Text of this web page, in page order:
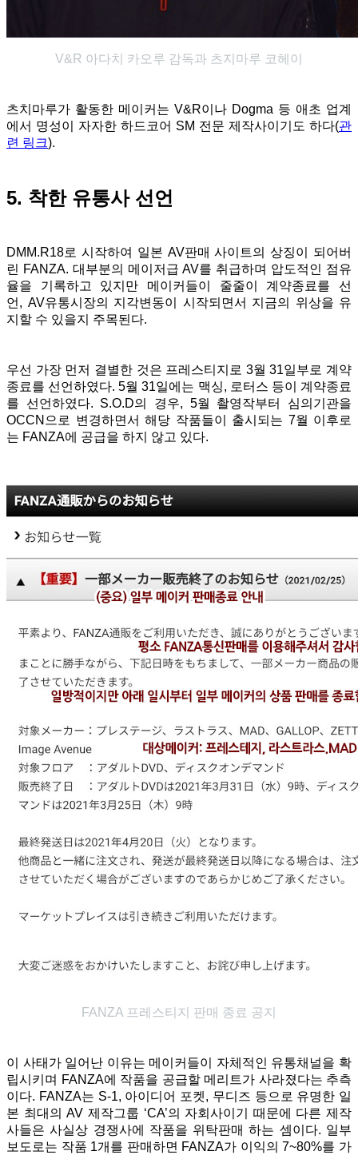
V&R 아다치 카오루 감독과 츠지마루 코헤이
츠치마루가 활동한 메이커는 V&R이나 Dogma 등 애초 업계
에서 명성이 자자한 하드코어 SM 전문 제작사이기도 하다(관
련 링크).
5. 착한 유통사 선언
DMM.R18로 시작하여 일본 AV판매 사이트의 상징이 되어버
린 FANZA. 대부분의 메이저급 AV를 취급하며 압도적인 점유
율을 기록하고 있지만 메이커들이 줄줄이 계약종료를 선
언, AV유통시장의 지각변동이 시작되면서 지금의 위상을 유
지할 수 있을지 주목된다.
우선 가장 먼저 결별한 것은 프레스티지로 3월 31일부로 계약
종료를 선언하였다. 5월 31일에는 맥싱, 로터스 등이 계약종료
를 선언하였다. S.O.D의 경우, 5월 촬영작부터 심의기관을
OCCN으로 변경하면서 해당 작품들이 출시되는 7월 이후로
는 FANZA에 공급을 하지 않고 있다.
FANZA 프레스티지 판매 종료 공지
이 사태가 일어난 이유는 메이커들이 자체적인 유통채널을 확
립시키며 FANZA에 작품을 공급할 메리트가 사라졌다는 추측
이다. FANZA는 S-1, 아이디어 포켓, 무디즈 등으로 유명한 일
본 최대의 AV 제작그룹 ‘CA’의 자회사이기 때문에 다른 제작
사들은 사실상 경쟁사에 작품을 위탁판매 하는 셈이다. 일부
보도로는 작품 1개를 판매하면 FANZA가 이익의 7~80%를 가